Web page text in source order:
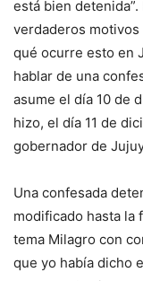
está bien
verdaderos motivos
qué ocurre esto en
hablar de una
asume el día 10 de
hizo, el día 11 de
gobernador de
Una confesada
modificado hasta la
tema Milagro con
que yo había dicho